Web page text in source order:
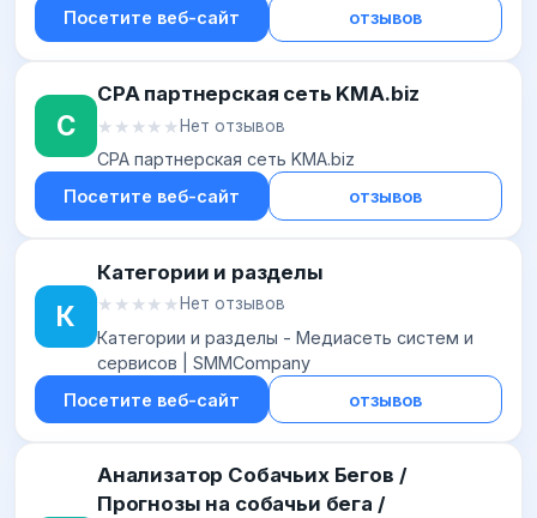
аналитика, высокая проходимость. Научим
зарабатывать на ставках даже новичков.
Посетите веб-сайт отзывов
C
CPA партнерская сеть KMA.biz
★★★★★
★★★★★ Нет отзывов
CPA партнерская сеть KMA.biz
Посетите веб-сайт
отзывов
К
Категории и разделы
★★★★★
★★★★★ Нет отзывов
Категории и разделы - Медиасеть систем и
сервисов | SMMCompany
Посетите веб-сайт
отзывов
Анализатор Собачьих Бегов /
Прогнозы на собачьи бега /